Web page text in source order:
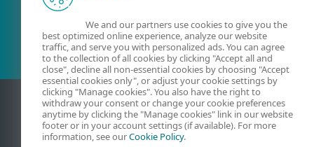
We and our partners use cookies to give you the
best optimized online experience, analyze our website
traffic, and serve you with personalized ads. You can agree
to the collection of all cookies by clicking "Accept all and
close", decline all non-essential cookies by choosing "Accept
essential cookies only", or adjust your cookie settings by
clicking "Manage cookies". You also have the right to
withdraw your consent or change your cookie preferences
anytime by clicking the "Manage cookies" link in our website
footer or in your account settings (if available). For more
information, see ourCookie Policy.